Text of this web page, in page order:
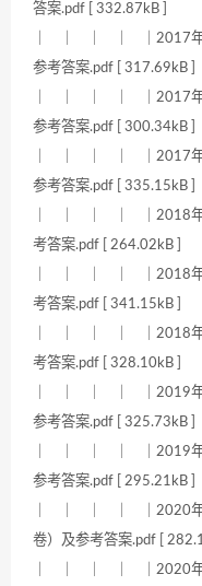
答案.pdf [ 332.87kB ]
｜ ｜ ｜ ｜ ｜2017年
参考答案.pdf [ 317.69kB ]
｜ ｜ ｜ ｜ ｜2017年
参考答案.pdf [ 300.34kB ]
｜ ｜ ｜ ｜ ｜2017年
参考答案.pdf [ 335.15kB ]
｜ ｜ ｜ ｜ ｜2018年
考答案.pdf [ 264.02kB ]
｜ ｜ ｜ ｜ ｜2018年
考答案.pdf [ 341.15kB ]
｜ ｜ ｜ ｜ ｜2018年
考答案.pdf [ 328.10kB ]
｜ ｜ ｜ ｜ ｜2019年
参考答案.pdf [ 325.73kB ]
｜ ｜ ｜ ｜ ｜2019年
参考答案.pdf [ 295.21kB ]
｜ ｜ ｜ ｜ ｜2020年
卷）及参考答案.pdf [
｜ ｜ ｜ ｜ ｜2020年